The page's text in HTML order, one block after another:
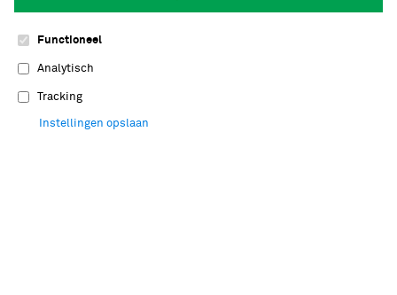
Nationaal onderzoeksinstituut
Bij Naturalis werken meer dan honderd
onderzoekers in zeven verschillende
onderzoeksgroepen. Naturalis biedt jong
ideeën verder uit te werken in een stimulerende,
Functioneel
Analytisch
Tracking
Instellingen opslaan